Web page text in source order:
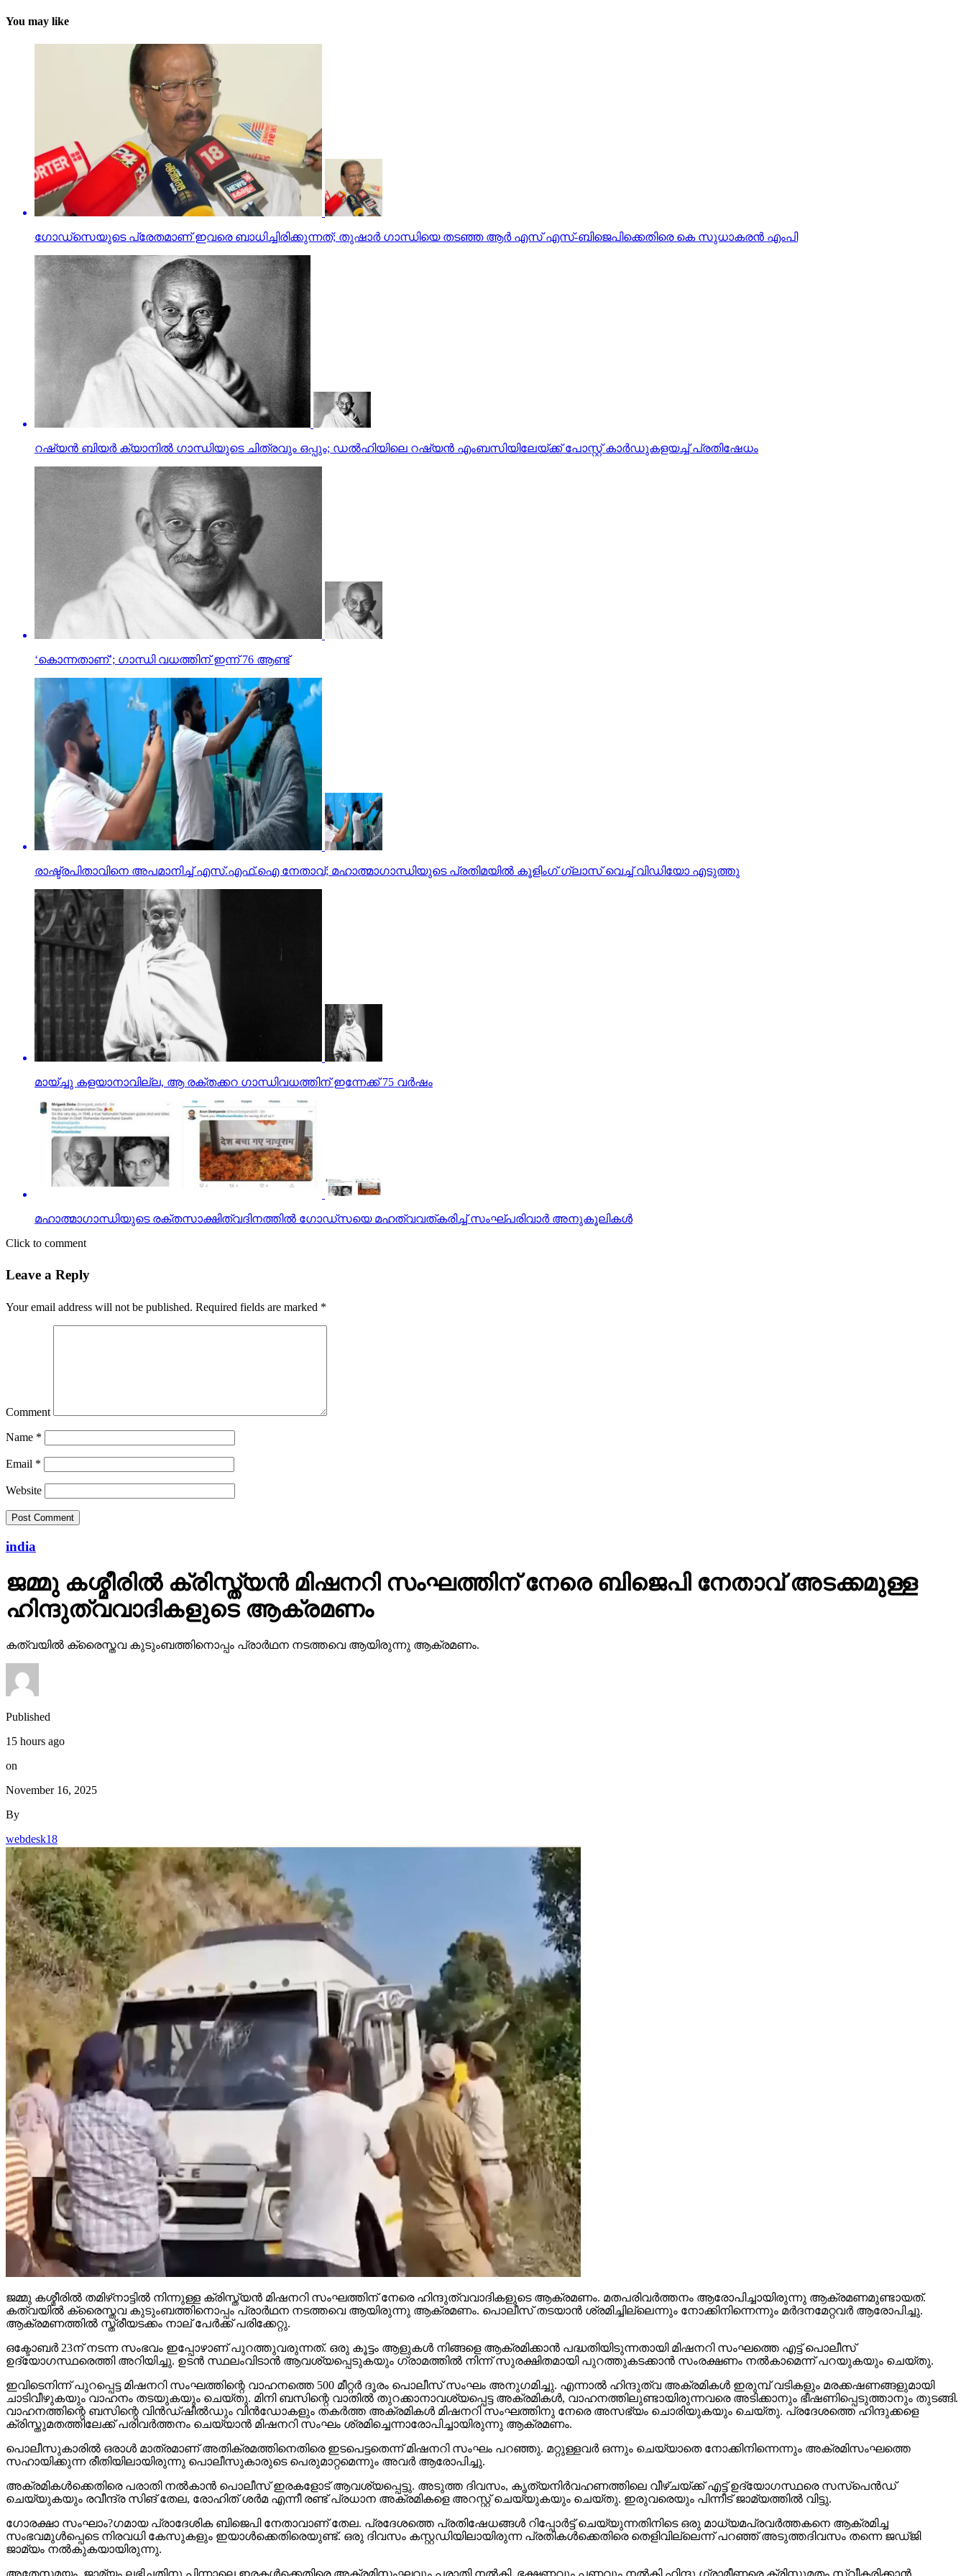
You may like
ഗോഡ്സെയുടെ പ്രേതമാണ് ഇവരെ ബാധിച്ചിരിക്കുന്നത്; തുഷാര്‍ ഗാന്ധിയെ തടഞ്ഞ ആര്‍ എസ് എസ്-ബിജെപിക്കെതിരെ കെ സുധാകരന്‍ എംപി
റഷ്യന്‍ ബിയര്‍ ക്യാനില്‍ ഗാന്ധിയുടെ ചിത്രവും ഒപ്പും; ഡല്‍ഹിയിലെ റഷ്യന്‍ എംബസിയിലേയ്ക്ക് പോസ്റ്റ് കാര്‍ഡുകളയച്ച് പ്രതിഷേധം
‘കൊന്നതാണ്’; ഗാന്ധി വധത്തിന് ഇന്ന് 76 ആണ്ട്
രാഷ്ട്രപിതാവിനെ അപമാനിച്ച് എസ്.എഫ്.ഐ നേതാവ്; മഹാത്മാഗാന്ധിയുടെ പ്രതിമയിൽ കൂളിംഗ് ഗ്ലാസ് വെച്ച് വിഡിയോ എടുത്തു
മായ്ച്ചു കളയാനാവില്ല, ആ രക്തക്കറ ഗാന്ധിവധത്തിന് ഇന്നേക്ക് 75 വർഷം
മഹാത്മാഗാന്ധിയുടെ രക്തസാക്ഷിത്വദിനത്തില്‍ ഗോഡ്‌സയെ മഹത്വവത്കരിച്ച് സംഘ്പരിവാര്‍ അനുകൂലികള്‍
Click to comment
Leave a Reply
Your email address will not be published. Required fields are marked *
Comment
Name *
Email *
Website
india
ജമ്മു കശ്മീരില്‍ ക്രിസ്ത്യന്‍ മിഷനറി സംഘത്തിന് നേരെ ബിജെപി നേതാവ് അടക്കമുള്ള
ഹിന്ദുത്വവാദികളുടെ ആക്രമണം
കത്വയില്‍ ക്രൈസ്തവ കുടുംബത്തിനൊപ്പം പ്രാര്‍ഥന നടത്തവെ ആയിരുന്നു ആക്രമണം.
Published
15 hours ago
on
November 16, 2025
By
webdesk18
ജമ്മു കശ്മീരില്‍ തമിഴ്‌നാട്ടില്‍ നിന്നുള്ള ക്രിസ്ത്യന്‍ മിഷനറി സംഘത്തിന് നേരെ ഹിന്ദുത്വവാദികളുടെ ആക്രമണം. മതപരിവര്‍ത്തനം ആരോപിച്ചായിരുന്നു ആക്രമണമുണ്ടായത്.
കത്വയില്‍ ക്രൈസ്തവ കുടുംബത്തിനൊപ്പം പ്രാര്‍ഥന നടത്തവെ ആയിരുന്നു ആക്രമണം. പൊലീസ് തടയാന്‍ ശ്രമിച്ചില്ലെന്നും നോക്കിനിന്നെന്നും മര്‍ദനമേറ്റവര്‍ ആരോപിച്ചു.
ആക്രമണത്തില്‍ സ്ത്രീയടക്കം നാല് പേര്‍ക്ക് പരിക്കേറ്റു.
ഒക്ടോബര്‍ 23ന് നടന്ന സംഭവം ഇപ്പോഴാണ് പുറത്തുവരുന്നത്. ഒരു കൂട്ടം ആളുകള്‍ നിങ്ങളെ ആക്രമിക്കാന്‍ പദ്ധതിയിടുന്നതായി മിഷനറി സംഘത്തെ എട്ട് പൊലീസ്
ഉദ്യോഗസ്ഥരെത്തി അറിയിച്ചു. ഉടന്‍ സ്ഥലംവിടാന്‍ ആവശ്യപ്പെടുകയും ഗ്രാമത്തില്‍ നിന്ന് സുരക്ഷിതമായി പുറത്തുകടക്കാന്‍ സംരക്ഷണം നല്‍കാമെന്ന് പറയുകയും ചെയ്തു.
ഇവിടെനിന്ന് പുറപ്പെട്ട മിഷനറി സംഘത്തിന്റെ വാഹനത്തെ 500 മീറ്റര്‍ ദൂരം പൊലീസ് സംഘം അനുഗമിച്ചു. എന്നാല്‍ ഹിന്ദുത്വ അക്രമികള്‍ ഇരുമ്പ് വടികളും മരക്കഷണങ്ങളുമായി
ചാടിവീഴുകയും വാഹനം തടയുകയും ചെയ്തു. മിനി ബസിന്റെ വാതില്‍ തുറക്കാനാവശ്യപ്പെട്ട അക്രമികള്‍, വാഹനത്തിലുണ്ടായിരുന്നവരെ അടിക്കാനും ഭീഷണിപ്പെടുത്താനും തുടങ്ങി.
വാഹനത്തിന്റെ ബസിന്റെ വിന്‍ഡ്ഷീല്‍ഡും വിന്‍ഡോകളും തകര്‍ത്ത അക്രമികള്‍ മിഷനറി സംഘത്തിനു നേരെ അസഭ്യം ചൊരിയുകയും ചെയ്തു. പ്രദേശത്തെ ഹിന്ദുക്കളെ
ക്രിസ്തുമതത്തിലേക്ക് പരിവര്‍ത്തനം ചെയ്യാന്‍ മിഷനറി സംഘം ശ്രമിച്ചെന്നാരോപിച്ചായിരുന്നു ആക്രമണം.
പൊലീസുകാരില്‍ ഒരാള്‍ മാത്രമാണ് അതിക്രമത്തിനെതിരെ ഇടപെട്ടതെന്ന് മിഷനറി സംഘം പറഞ്ഞു. മറ്റുള്ളവര്‍ ഒന്നും ചെയ്യാതെ നോക്കിനിന്നെന്നും അക്രമിസംഘത്തെ
സഹായിക്കുന്ന രീതിയിലായിരുന്നു പൊലീസുകാരുടെ പെരുമാറ്റമെന്നും അവര്‍ ആരോപിച്ചു.
അക്രമികള്‍ക്കെതിരെ പരാതി നല്‍കാന്‍ പൊലീസ് ഇരകളോട് ആവശ്യപ്പെട്ടു. അടുത്ത ദിവസം, കൃത്യനിര്‍വഹണത്തിലെ വീഴ്ചയ്ക്ക് എട്ട് ഉദ്യോഗസ്ഥരെ സസ്‌പെന്‍ഡ്
ചെയ്യുകയും രവീന്ദ്ര സിങ് തേല, രോഹിത് ശര്‍മ എന്നീ രണ്ട് പ്രധാന അക്രമികളെ അറസ്റ്റ് ചെയ്യുകയും ചെയ്തു. ഇരുവരെയും പിന്നീട് ജാമ്യത്തില്‍ വിട്ടു.
ഗോരക്ഷാ സംഘാം?ഗമായ പ്രാദേശിക ബിജെപി നേതാവാണ് തേല. പ്രദേശത്തെ പ്രതിഷേധങ്ങള്‍ റിപ്പോര്‍ട്ട് ചെയ്യുന്നതിനിടെ ഒരു മാധ്യമപ്രവര്‍ത്തകനെ ആക്രമിച്ച
സംഭവമുള്‍പ്പെടെ നിരവധി കേസുകളും ഇയാള്‍ക്കെതിരെയുണ്ട്. ഒരു ദിവസം കസ്റ്റഡിയിലായിരുന്ന പ്രതികള്‍ക്കെതിരെ തെളിവില്ലെന്ന് പറഞ്ഞ് അടുത്തദിവസം തന്നെ ജഡ്ജി
ജാമ്യം നല്‍കുകയായിരുന്നു.
അതേസമയം, ജാമ്യം ലഭിച്ചതിനു പിന്നാലെ ഇരകള്‍ക്കെതിരെ അക്രമിസംഘവും പരാതി നല്‍കി. ഭക്ഷണവും പണവും നല്‍കി ഹിന്ദു ഗ്രാമീണരെ ക്രിസ്തുമതം സ്വീകരിക്കാന്‍